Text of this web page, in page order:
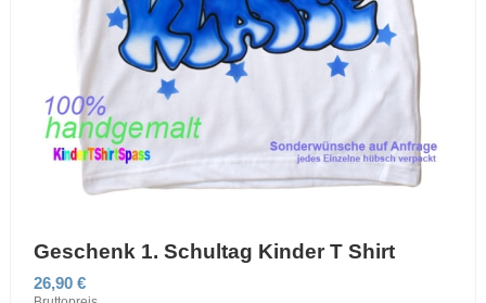
Geschenk 1. Schultag Kinder T Shirt
26,90 €